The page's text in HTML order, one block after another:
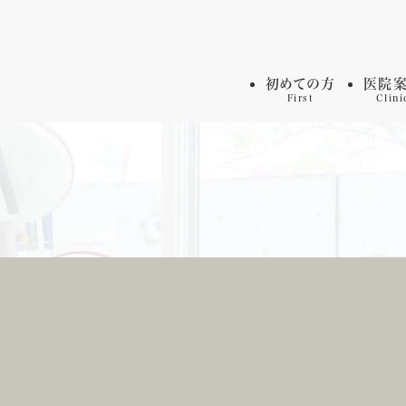
初めての方
First
医院